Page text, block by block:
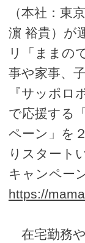
（本社：東
濵 裕貴）が
リ「ままの
事や家事、
『サッポロ
で応援する
ペーン」を
りスタート
キャンペー
https://
在宅勤務